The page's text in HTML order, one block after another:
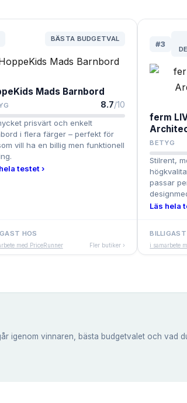
BÄSTA BUDGETVAL
Mads Barnbord
8.7/10
prisvärt och enkelt
i flera färger – perfekt för
vill ha en billig men funktionell
testet ›
HOS
med PriceRunner Fler butiker ›
#3
ferm
BETYG
Stilrent,
passar
Läs hela
BILLIGAST
i samarbete
igenom vinnaren, bästa budgetvalet och vad